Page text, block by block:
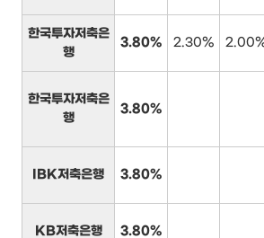
한국투자저축은
행
3.80% 2.30%
한국투자저축은
행
3.80%
IBK저축은행 3.80%
KB저축은행 3.80%